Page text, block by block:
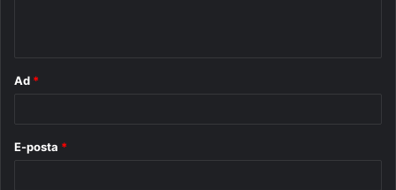
Ad *
E-posta *